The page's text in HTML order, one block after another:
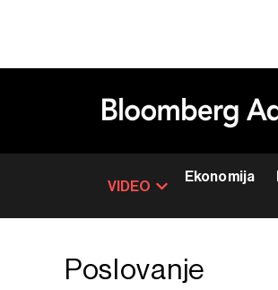
VIDEO
Ekonomija
Poslovanje